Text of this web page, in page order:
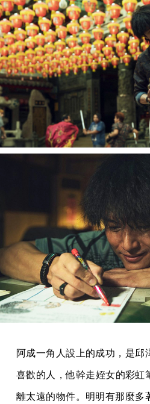
阿成一角人設上的成功，是邱
喜歡的人，他幹走姪女的彩
離太遠的物件。明明有那麼多